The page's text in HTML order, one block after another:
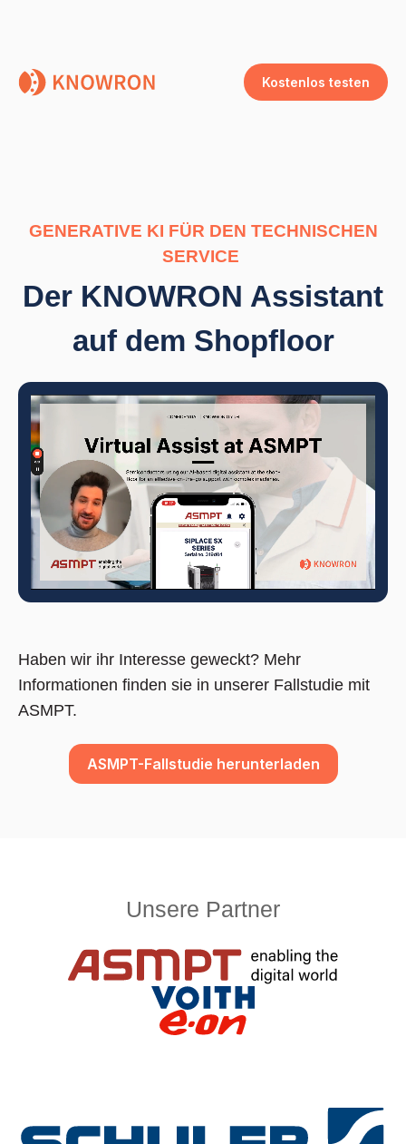
Kostenlos testen
GENERATIVE KI FÜR DEN TECHNISCHEN
SERVICE
Der KNOWRON Assistant
auf dem Shopfloor
Haben wir ihr Interesse geweckt? Mehr
Informationen finden sie in unserer Fallstudie mit
ASMPT.
ASMPT-Fallstudie herunterladen
Unsere Partner